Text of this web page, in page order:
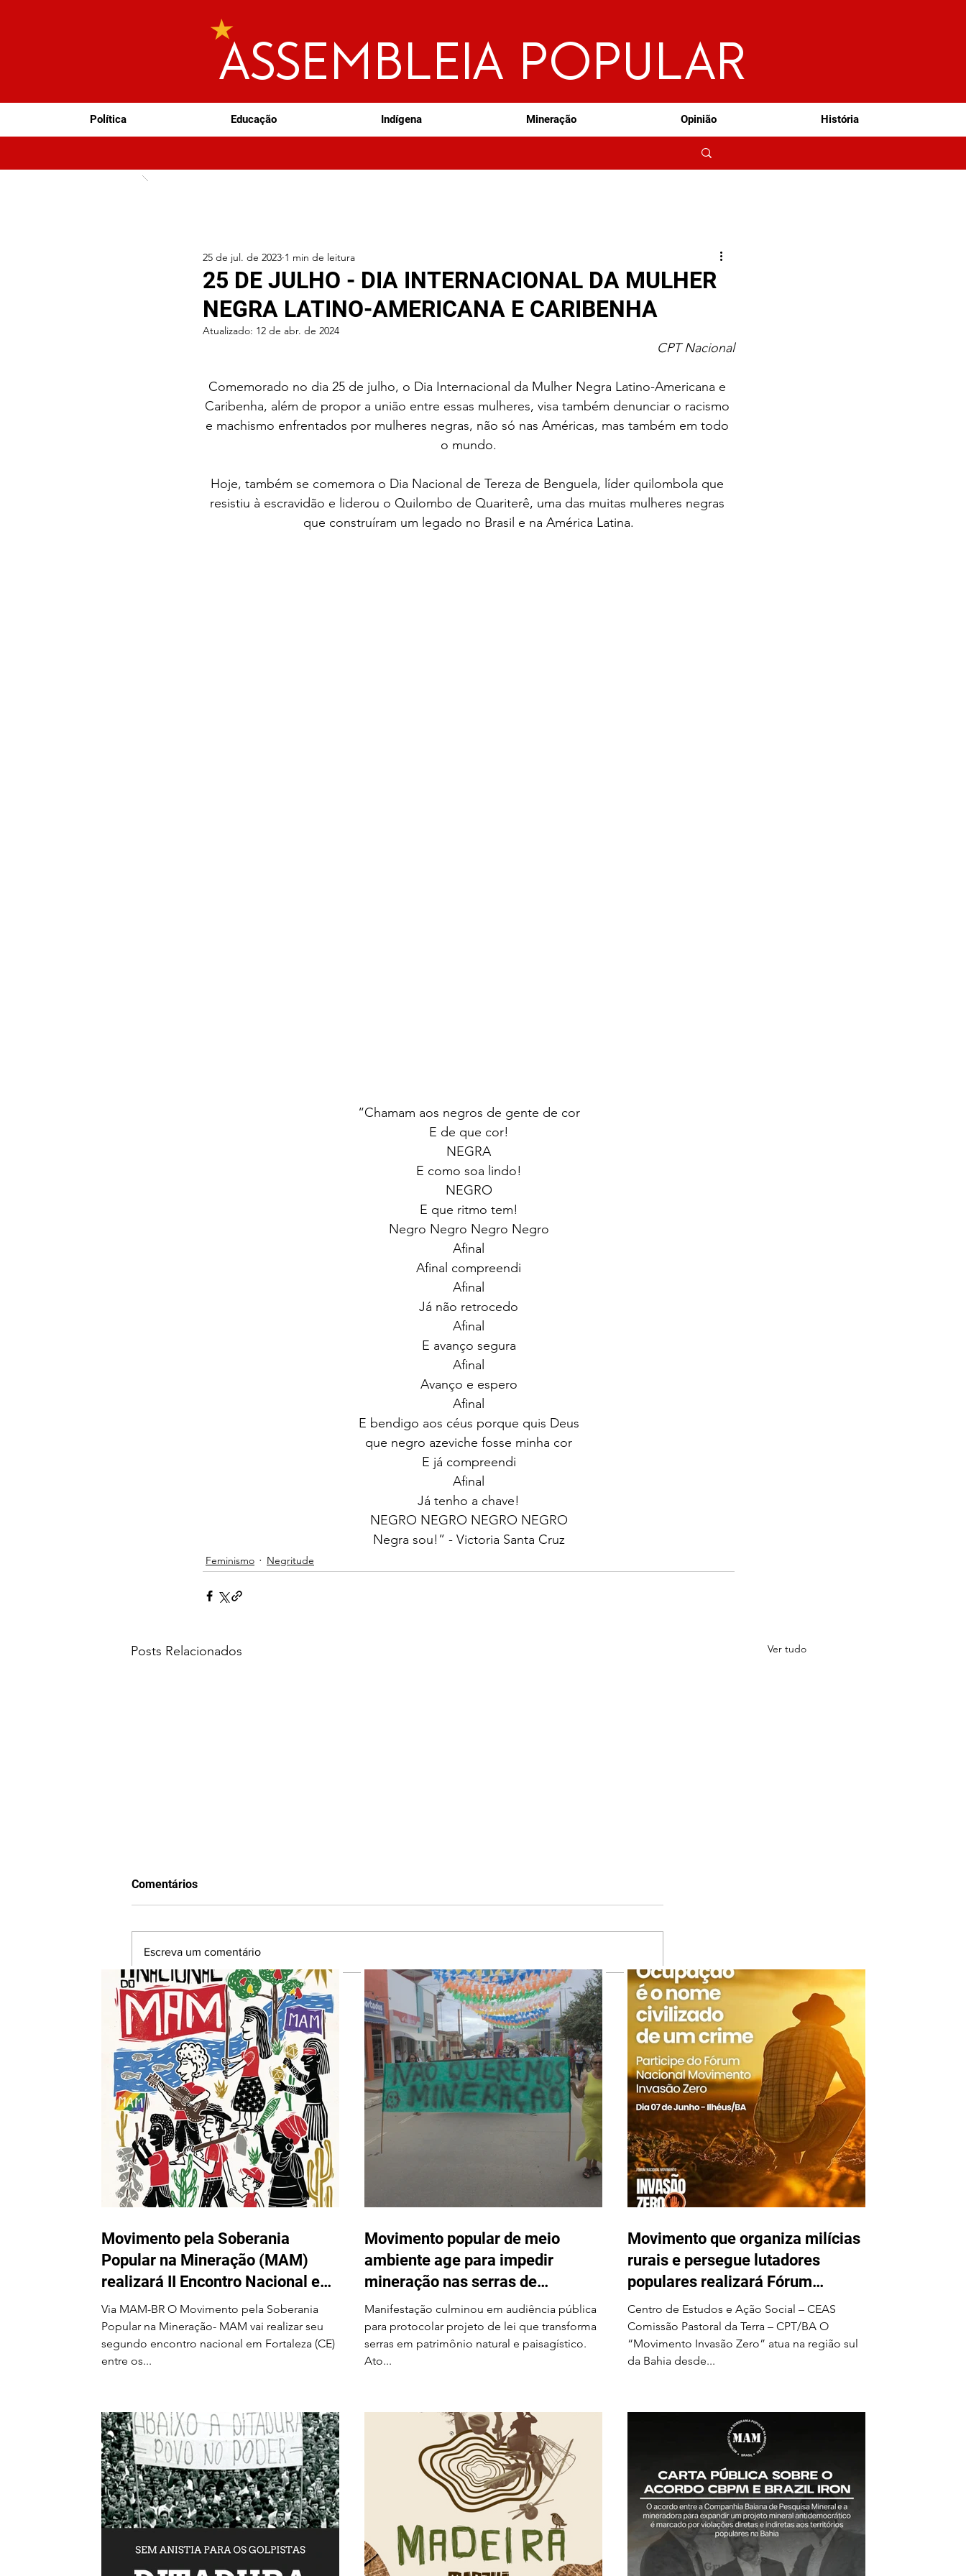
ASSEMBLEIA POPULAR
Política Educação Indígena Mineração Opinião História
25 DE JULHO - DIA INTERNACIONAL DA MULHER
NEGRA LATINO-AMERICANA E CARIBENHA
25 de jul. de 2023 1 min de leitura
Atualizado: 12 de abr. de 2024
CPT Nacional
Comemorado no dia 25 de julho, o Dia Internacional da Mulher Negra Latino-Americana e
Caribenha, além de propor a união entre essas mulheres, visa também denunciar o racismo
e machismo enfrentados por mulheres negras, não só nas Américas, mas também em todo
o mundo.
Hoje, também se comemora o Dia Nacional de Tereza de Benguela, líder quilombola que
resistiu à escravidão e liderou o Quilombo de Quariterê, uma das muitas mulheres negras
que construíram um legado no Brasil e na América Latina.
“Chamam aos negros de gente de cor
E de que cor!
NEGRA
E como soa lindo!
NEGRO
E que ritmo tem!
Negro Negro Negro Negro
Afinal
Afinal compreendi
Afinal
Já não retrocedo
Afinal
E avanço segura
Afinal
Avanço e espero
Afinal
E bendigo aos céus porque quis Deus
que negro azeviche fosse minha cor
E já compreendi
Afinal
Já tenho a chave!
NEGRO NEGRO NEGRO NEGRO
Negra sou!” - Victoria Santa Cruz
Feminismo Negritude
Posts Relacionados Ver tudo
“Venha ver, venha ver” |
Lançamento do EP 'Na Casa
do Vovô tem dendê'
acontecerá no dia 13 de
novembro no Centro de
Cultura Adonias Filho, em
Itabuna
EDITORA VIA LITTERARUM E
MOVIMENTO CULTURAL
ALVORECER ABREM
INSCRIÇÕES PARA O EDITAL
ANTOLOGIA POÉTICA:
PÉTALAS E LÂMINAS
A LEVADA DO ENCANTARTE
NÃO É BRINCADEIRA!
Comentários
Escreva um comentário
Movimento pela Soberania
Popular na Mineração (MAM)
realizará II Encontro Nacional em
Fortaleza-CE entre os dias 24 e
28 de agosto
Via MAM-BR O Movimento pela Soberania
Popular na Mineração- MAM vai realizar seu
segundo encontro nacional em Fortaleza (CE)
entre os...
Movimento popular de meio
ambiente age para impedir
mineração nas serras de
Itarantim
Manifestação culminou em audiência pública
para protocolar projeto de lei que transforma
serras em patrimônio natural e paisagístico.
Ato...
Movimento que organiza milícias
rurais e persegue lutadores
populares realizará Fórum
Nacional em Ilhéus em junho
Centro de Estudos e Ação Social – CEAS
Comissão Pastoral da Terra – CPT/BA O
“Movimento Invasão Zero” atua na região sul
da Bahia desde...